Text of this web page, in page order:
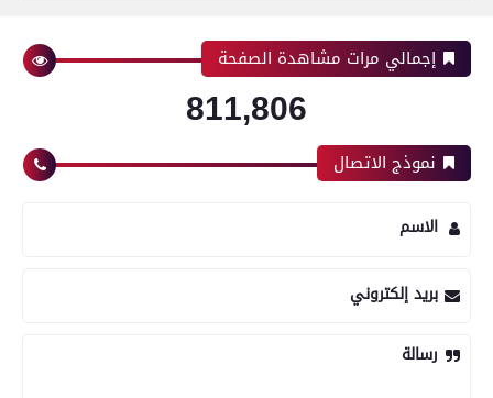
إجمالي مرات مشاهدة الصفحة
811,806
نموذج الاتصال
الاسم
بريد إلكتروني
رسالة